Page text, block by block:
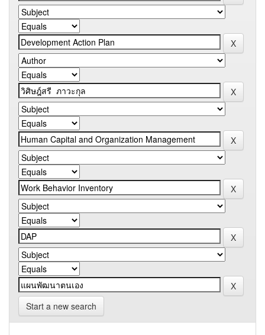
Start a new search